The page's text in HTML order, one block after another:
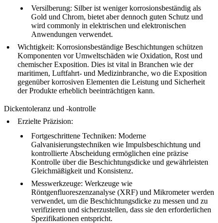
Versilberung: Silber ist weniger korrosionsbeständig als
Gold und Chrom, bietet aber dennoch guten Schutz und
wird commonly in elektrischen und elektronischen
Anwendungen verwendet.
Wichtigkeit: Korrosionsbeständige Beschichtungen schützen
Komponenten vor Umweltschäden wie Oxidation, Rost und
chemischer Exposition. Dies ist vital in Branchen wie der
maritimen, Luftfahrt- und Medizinbranche, wo die Exposition
gegenüber korrosiven Elementen die Leistung und Sicherheit
der Produkte erheblich beeinträchtigen kann.
Dickentoleranz und -kontrolle
Erzielte Präzision:
Fortgeschrittene Techniken: Moderne
Galvanisierungstechniken wie Impulsbeschichtung und
kontrollierte Abscheidung ermöglichen eine präzise
Kontrolle über die Beschichtungsdicke und gewährleisten
Gleichmäßigkeit und Konsistenz.
Messwerkzeuge: Werkzeuge wie
Röntgenfluoreszenzanalyse (XRF) und Mikrometer werden
verwendet, um die Beschichtungsdicke zu messen und zu
verifizieren und sicherzustellen, dass sie den erforderlichen
Spezifikationen entspricht.